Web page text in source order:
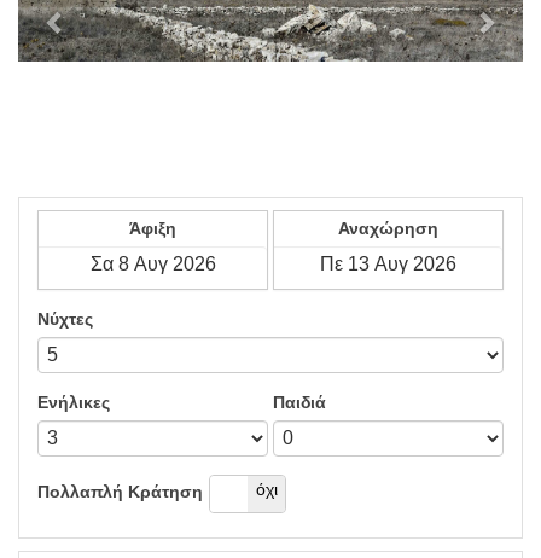
Άφιξη Αναχώρηση
Νύχτες
Ενήλικες Παιδιά
Πολλαπλή Κράτηση
Ναί όχι